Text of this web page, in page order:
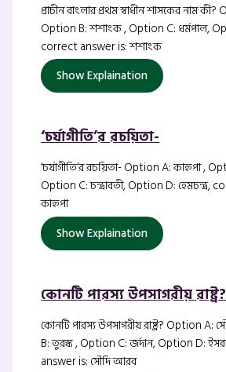
প্রাচীন বাংলার প্রথম স্বাধীন শাসকের নাম
Option B: শশাংক , Option C: ধর্মপাল,
correct answer is: শশাংক
Show Explaination
‘চর্যাগীতি’র রচয়িতা-
‘চর্যাগীতি’র রচয়িতা- Option A: কাহ্নপা ,
Option C: চন্দ্রাবতী, Option D: হেমচন্দ্র,
কাহ্নপা
Show Explaination
কোনটি পারস্য উপসাগরীয় রাষ্ট্র?
কোনটি পারস্য উপসাগরীয় রাষ্ট্র? Option
B: তুরস্ক , Option C: জর্দান, Option D:
answer is: সৌদি আরব